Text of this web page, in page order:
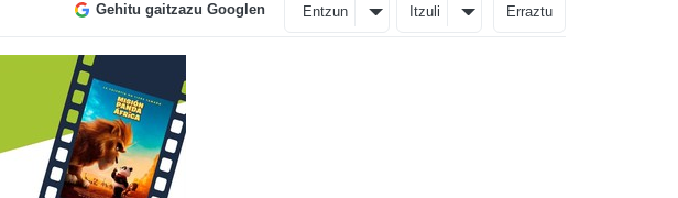
Gehitu gaitzazu Googlen Entzun Itzuli Erraztu